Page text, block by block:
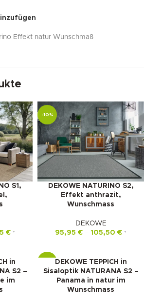
Effekt natur Wunschmaß
S1,
€ *
-10%
DEKOWE NATURINO S2,
Effekt anthrazit,
Wunschmass
DEKOWE
95,95 € – 105,50 € *
in
S2 –
im
DEKOWE TEPPICH in
Sisaloptik NATURANA S2 –
Panama in natur im
Wunschmass